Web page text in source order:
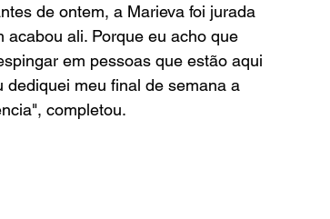
de ontem, a Marieva foi jurada
ali. Porque eu acho que
em pessoas que estão aqui
dediquei meu final de semana a
completou.